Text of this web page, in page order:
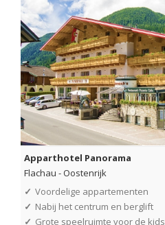
Apparthotel Panorama
Flachau -Oostenrijk
✓ Voordelige appartementen
✓ Nabij het centrum en berglift
✓ Grote speelruimte voor de kids